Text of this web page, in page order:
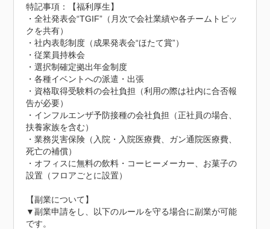
特記事項：【福利厚生】
・全社発表会“TGIF”（月次で会社業績や各チームトピッ
クを共有）
・社内表彰制度（成果発表会“ほたて賞”）
・従業員持株会
・選択制確定拠出年金制度
・各種イベントへの派遣・出張
・資格取得受験料の会社負担（利用の際は社内に合否報
告が必要）
・インフルエンザ予防接種の会社負担（正社員の場合、
扶養家族を含む）
・業務災害保険（入院・入院医療費、ガン通院医療費、
死亡の補償）
・オフィスに無料の飲料・コーヒーメーカー、お菓子の
設置（フロアごとに設置）
【副業について】
▼副業申請をし、以下のルールを守る場合に副業が可能
です。